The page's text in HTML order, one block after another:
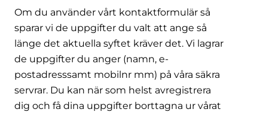
Om du använder vårt kontaktformulär så
sparar vi de uppgifter du valt att ange så
länge det aktuella syftet kräver det. Vi lagrar
de uppgifter du anger (namn, e-
postadresssamt mobilnr mm) på våra säkra
servrar. Du kan när som helst avregistrera
dig och få dina uppgifter borttagna ur vårat